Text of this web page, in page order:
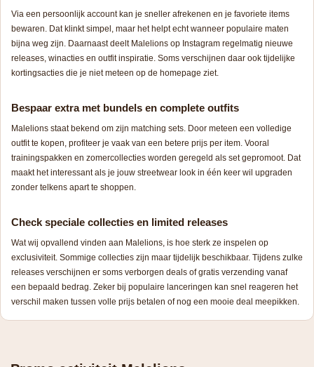
Via een persoonlijk account kan je sneller afrekenen en je favoriete items
bewaren. Dat klinkt simpel, maar het helpt echt wanneer populaire maten
bijna weg zijn. Daarnaast deelt Malelions op Instagram regelmatig nieuwe
releases, winacties en outfit inspiratie. Soms verschijnen daar ook tijdelijke
kortingsacties die je niet meteen op de homepage ziet.
Bespaar extra met bundels en complete outfits
Malelions staat bekend om zijn matching sets. Door meteen een volledige
outfit te kopen, profiteer je vaak van een betere prijs per item. Vooral
trainingspakken en zomercollecties worden geregeld als set gepromoot. Dat
maakt het interessant als je jouw streetwear look in één keer wil upgraden
zonder telkens apart te shoppen.
Check speciale collecties en limited releases
Wat wij opvallend vinden aan Malelions, is hoe sterk ze inspelen op
exclusiviteit. Sommige collecties zijn maar tijdelijk beschikbaar. Tijdens zulke
releases verschijnen er soms verborgen deals of gratis verzending vanaf
een bepaald bedrag. Zeker bij populaire lanceringen kan snel reageren het
verschil maken tussen volle prijs betalen of nog een mooie deal meepikken.